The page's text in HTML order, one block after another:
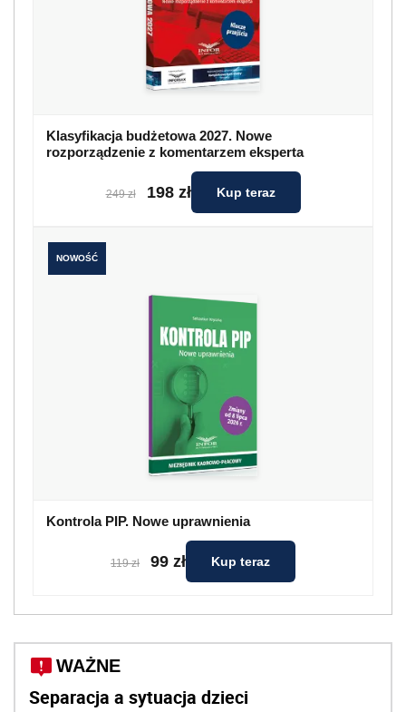
Klasyfikacja budżetowa 2027. Nowe
rozporządzenie z komentarzem eksperta
249 zł 198 zł Kup teraz
NOWOŚĆ
Kontrola PIP. Nowe uprawnienia
119 zł 99 zł Kup teraz
WAŻNE
Separacja a sytuacja dzieci